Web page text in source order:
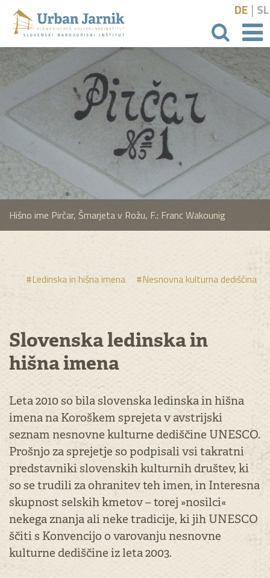
išči
DE | SL
Hišno ime Pirčar, Šmarjeta v Rožu, F.: Franc Wakounig
#Ledinska in hišna imena #Nesnovna kulturna dediščina
Slovenska ledinska in
hišna imena
Leta 2010 so bila slovenska ledinska in hišna
imena na Koroškem sprejeta v avstrijski
seznam nesnovne kulturne dediščine UNESCO.
Prošnjo za sprejetje so podpisali vsi takratni
predstavniki slovenskih kulturnih društev, ki
so se trudili za ohranitev teh imen, in Interesna
skupnost selskih kmetov – torej »nosilci«
nekega znanja ali neke tradicije, ki jih UNESCO
ščiti s Konvencijo o varovanju nesnovne
kulturne dediščine iz leta 2003.